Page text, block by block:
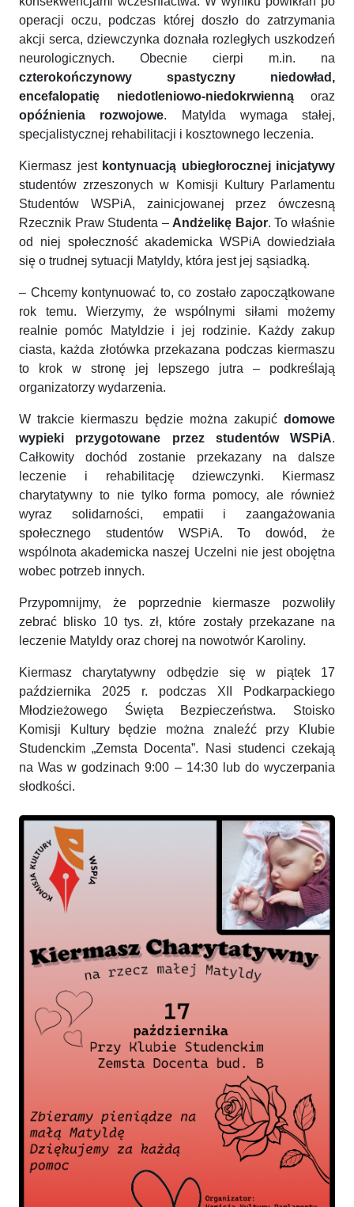
operacji oczu, podczas której doszło do zatrzymania
akcji serca, dziewczynka doznała rozległych uszkodzeń
neurologicznych. Obecnie cierpi m.in. na
czterokończynowy spastyczny niedowład,
encefalopatię niedotleniowo-niedokrwiennąoraz
opóźnienia rozwojowe. Matylda wymaga stałej,
specjalistycznej rehabilitacji i kosztownego leczenia.
Kiermasz jest kontynuacją ubiegłorocznej inicjatywy
studentów zrzeszonych w Komisji Kultury Parlamentu
Studentów WSPiA, zainicjowanej przez ówczesną
Rzecznik Praw Studenta – Andżelikę Bajor. To właśnie
od niej społeczność akademicka WSPiA dowiedziała
się o trudnej sytuacji Matyldy, która jest jej sąsiadką.
– Chcemy kontynuować to, co zostało zapoczątkowane
rok temu. Wierzymy, że wspólnymi siłami możemy
realnie pomóc Matyldzie i jej rodzinie. Każdy zakup
ciasta, każda złotówka przekazana podczas kiermaszu
to krok w stronę jej lepszego jutra – podkreślają
organizatorzy wydarzenia.
W trakcie kiermaszu będzie można zakupić domowe
wypieki przygotowane przez studentów WSPiA.
Całkowity dochód zostanie przekazany na dalsze
leczenie i rehabilitację dziewczynki. Kiermasz
charytatywny to nie tylko forma pomocy, ale również
wyraz solidarności, empatii i zaangażowania
społecznego studentów WSPiA. To dowód, że
wspólnota akademicka naszej Uczelni nie jest obojętna
wobec potrzeb innych.
Przypomnijmy, że poprzednie kiermasze pozwoliły
zebrać blisko 10 tys. zł, które zostały przekazane na
leczenie Matyldy oraz chorej na nowotwór Karoliny.
Kiermasz charytatywny odbędzie się w piątek 17
października 2025 r. podczas XII Podkarpackiego
Młodzieżowego Święta Bezpieczeństwa. Stoisko
Komisji Kultury będzie można znaleźć przy Klubie
Studenckim „Zemsta Docenta”. Nasi studenci czekają
na Was w godzinach 9:00 – 14:30 lub do wyczerpania
słodkości.